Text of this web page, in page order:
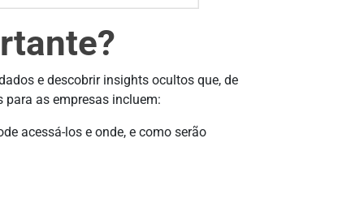
e descobrir insights ocultos que, de
as empresas incluem:
acessá-los e onde, e como serão